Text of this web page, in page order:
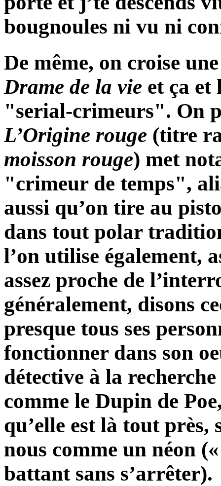
bougnoules ni vu ni
De même, on croise
Drame de la vie et ça et
"serial-crimeurs". On
L’Origine rouge (titre
moisson rouge) met
"crimeur de temps",
aussi qu’on tire au
dans tout polar
l’on utilise également,
assez proche de
généralement, disons
presque tous ses
fonctionner dans son
détective à la
comme le Dupin de
qu’elle est là tout près,
nous comme un néon
battant sans s’arrêter).